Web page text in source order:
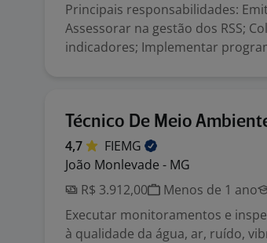
Principais responsabilidades:
Assessorar na gestão dos RSS;
indicadores; Implementar
Técnico De Meio
4,7
FIEMG
João Monlevade - MG
R$ 3.912,00
Menos de 1 ano
Executar monitoramentos e
à qualidade da água, ar, ruído,